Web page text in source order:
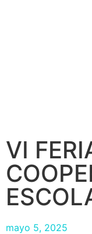
VI
mayo 5, 2025